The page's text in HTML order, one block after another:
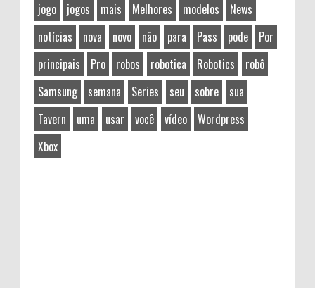
jogo
jogos mais Melhores modelos
News
notícias
nova novo não para Pass pode
Por
principais
Pro robos robotica Robotics
robô
Samsung
semana Series seu sobre
sua
Tavern
uma usar você vídeo
Wordpress
Xbox